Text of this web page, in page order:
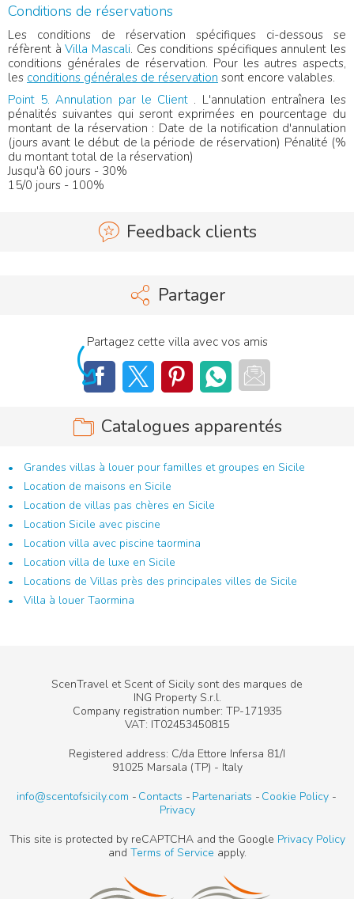
Conditions de réservations
Les conditions de réservation spécifiques ci-dessous se
réfèrent àVilla Mascali. Ces conditions spécifiques annulent les
conditions générales de réservation. Pour les autres aspects,
les conditions générales de réservation sont encore valables.
Point 5. Annulation par le Client . L'annulation entraînera les
pénalités suivantes qui seront exprimées en pourcentage du
montant de la réservation : Date de la notification d'annulation
(jours avant le début de la période de réservation) Pénalité (%
du montant total de la réservation)
Jusqu'à 60 jours - 30%
15/0 jours - 100%
Feedback clients
Partager
Partagez cette villa avec vos amis
Catalogues apparentés
Grandes villas à louer pour familles et groupes en Sicile
Location de maisons en Sicile
Location de villas pas chères en Sicile
Location Sicile avec piscine
Location villa avec piscine taormina
Location villa de luxe en Sicile
Locations de Villas près des principales villes de Sicile
Villa à louer Taormina
ScenTravel et Scent of Sicily sont des marques de
ING Property S.r.l.
Company registration number: TP-171935
VAT: IT02453450815
Registered address: C/da Ettore Infersa 81/I
91025 Marsala (TP) - Italy
info@scentofsicily.com
Contacts Partenariats
Cookie Policy
Privacy
This site is protected by reCAPTCHA and the Google Privacy Policy
and Terms of Service apply.